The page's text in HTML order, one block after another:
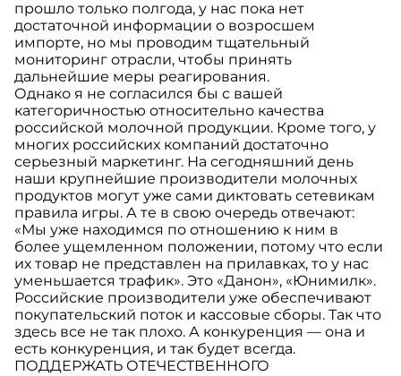
прошло только полгода, у нас пока нет
достаточной информации о возросшем
импорте, но мы проводим тщательный
мониторинг отрасли, чтобы принять
дальнейшие меры реагирования.
Однако я не согласился бы с вашей
категоричностью относительно качества
российской молочной продукции. Кроме того, у
многих российских компаний достаточно
серьезный маркетинг. На сегодняшний день
наши крупнейшие производители молочных
продуктов могут уже сами диктовать сетевикам
правила игры. А те в свою очередь отвечают:
«Мы уже находимся по отношению к ним в
более ущемленном положении, потому что если
их товар не представлен на прилавках, то у нас
уменьшается трафик». Это «Данон», «Юнимилк».
Российские производители уже обеспечивают
покупательский поток и кассовые сборы. Так что
здесь все не так плохо. А конкуренция — она и
есть конкуренция, и так будет всегда.
ПОДДЕРЖАТЬ ОТЕЧЕСТВЕННОГО